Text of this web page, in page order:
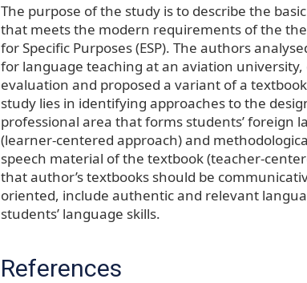
The purpose of the study is to describe the
that meets the modern requirements of the
for Specific Purposes (ESP). The authors
for language teaching at an aviation
evaluation and proposed a variant of a
study lies in identifying approaches to the
professional area that forms students’ foreign
(learner-centered approach) and
speech material of the textbook (teacher-
that author’s textbooks should be
oriented, include authentic and relevant
students’ language skills.
References